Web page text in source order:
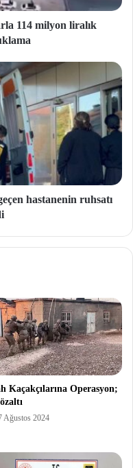
114 milyon liralık
hastanenin ruhsatı
Kaçakçılarına Operasyon;
Ağustos 2024